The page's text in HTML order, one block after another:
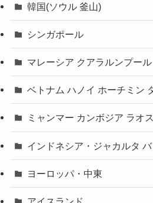
韓国(ソウル 釜山)
シンガポール
マレーシア クアラルンプール
ベトナム ハノイ ホーチミン
ミャンマー カンボジア ラオス
インドネシア・ジャカルタ
ヨーロッパ・中東